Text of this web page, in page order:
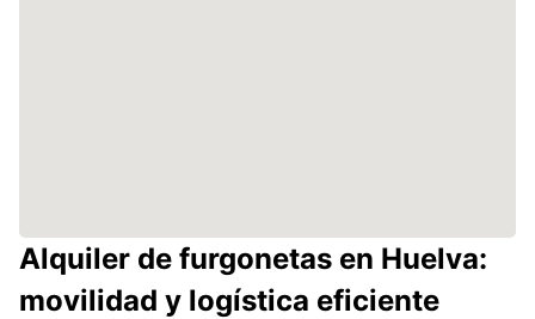
Alquiler de furgonetas en Huelva:
movilidad y logística eficiente